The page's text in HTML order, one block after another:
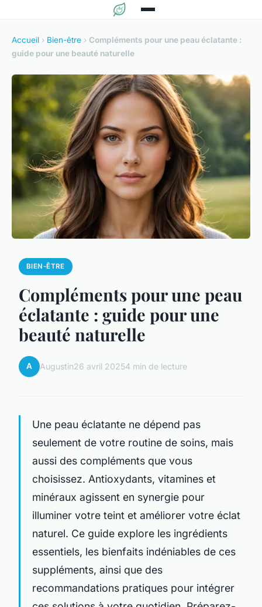
Accueil › Bien-être › Compléments pour une peau éclatante :
guide pour une beauté naturelle
BIEN-ÊTRE
Compléments pour une peau
éclatante : guide pour une
beauté naturelle
A Augustin26 avril 20254 min de lecture
Une peau éclatante ne dépend pas
seulement de votre routine de soins, mais
aussi des compléments que vous
choisissez. Antioxydants, vitamines et
minéraux agissent en synergie pour
illuminer votre teint et améliorer votre éclat
naturel. Ce guide explore les ingrédients
essentiels, les bienfaits indéniables de ces
suppléments, ainsi que des
recommandations pratiques pour intégrer